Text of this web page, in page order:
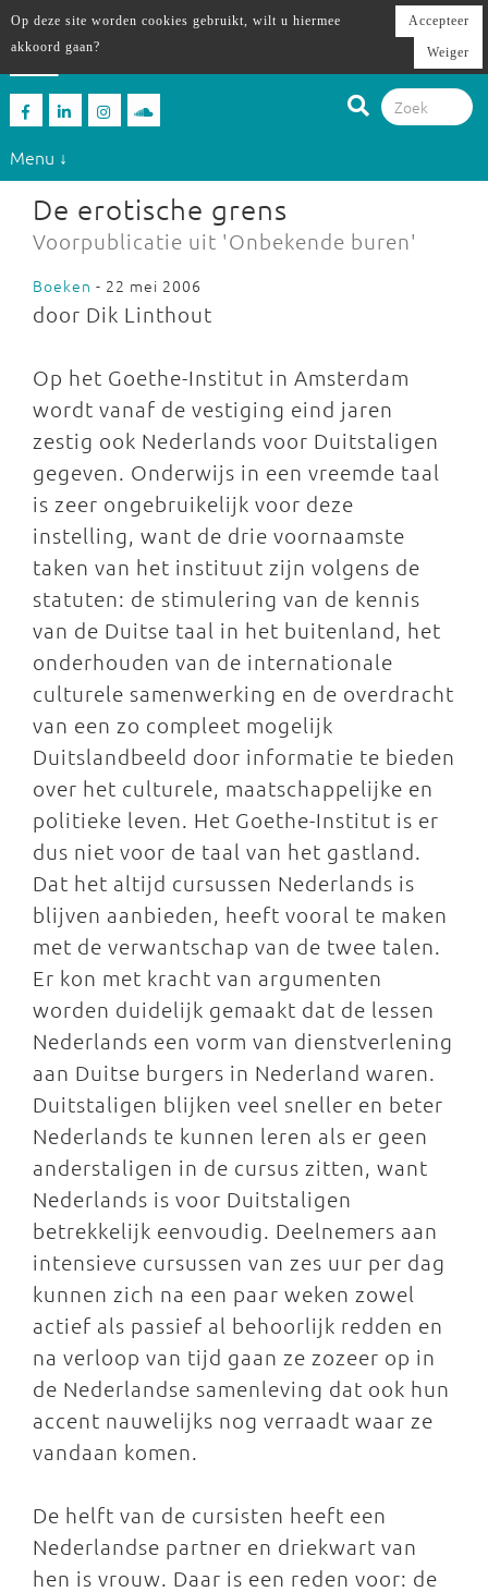
Menu ↓
De erotische grens
Voorpublicatie uit 'Onbekende buren'
Boeken - 22 mei 2006
door Dik Linthout
Op het Goethe-Institut in Amsterdam
wordt vanaf de vestiging eind jaren
zestig ook Nederlands voor Duitstaligen
gegeven. Onderwijs in een vreemde taal
is zeer ongebruikelijk voor deze
instelling, want de drie voornaamste
taken van het instituut zijn volgens de
statuten: de stimulering van de kennis
van de Duitse taal in het buitenland, het
onderhouden van de internationale
culturele samenwerking en de overdracht
van een zo compleet mogelijk
Duitslandbeeld door informatie te bieden
over het culturele, maatschappelijke en
politieke leven. Het Goethe-Institut is er
dus niet voor de taal van het gastland.
Dat het altijd cursussen Nederlands is
blijven aanbieden, heeft vooral te maken
met de verwantschap van de twee talen.
Er kon met kracht van argumenten
worden duidelijk gemaakt dat de lessen
Nederlands een vorm van dienstverlening
aan Duitse burgers in Nederland waren.
Duitstaligen blijken veel sneller en beter
Nederlands te kunnen leren als er geen
anderstaligen in de cursus zitten, want
Nederlands is voor Duitstaligen
betrekkelijk eenvoudig. Deelnemers aan
intensieve cursussen van zes uur per dag
kunnen zich na een paar weken zowel
actief als passief al behoorlijk redden en
na verloop van tijd gaan ze zozeer op in
de Nederlandse samenleving dat ook hun
accent nauwelijks nog verraadt waar ze
vandaan komen.
De helft van de cursisten heeft een
Nederlandse partner en driekwart van
hen is vrouw. Daar is een reden voor: de
Op deze site worden cookies gebruikt, wilt u hiermee
akkoord gaan?
Accepteer
Weiger